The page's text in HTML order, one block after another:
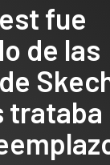
fue
de las
trataba